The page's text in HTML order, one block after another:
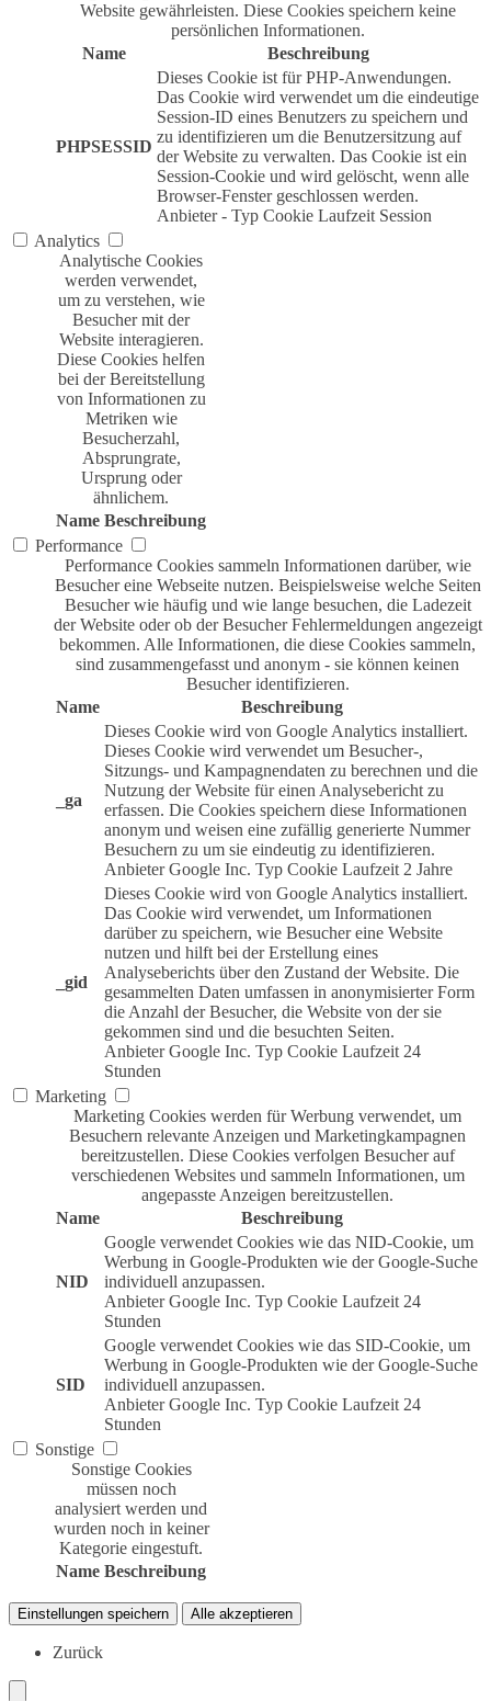
Website gewährleisten. Diese Cookies speichern keine
persönlichen Informationen.
Name
Beschreibung
PHPSESSID
Dieses Cookie ist für PHP-Anwendungen.
Das Cookie wird verwendet um die eindeutige
Session-ID eines Benutzers zu speichern und
zu identifizieren um die Benutzersitzung auf
der Website zu verwalten. Das Cookie ist ein
Session-Cookie und wird gelöscht, wenn alle
Browser-Fenster geschlossen werden.
Anbieter - Typ Cookie Laufzeit Session
Analytics
Analytische Cookies
werden verwendet,
um zu verstehen, wie
Besucher mit der
Website interagieren.
Diese Cookies helfen
bei der Bereitstellung
von Informationen zu
Metriken wie
Besucherzahl,
Absprungrate,
Ursprung oder
ähnlichem.
Name Beschreibung
Performance
Performance Cookies sammeln Informationen darüber, wie
Besucher eine Webseite nutzen. Beispielsweise welche Seiten
Besucher wie häufig und wie lange besuchen, die Ladezeit
der Website oder ob der Besucher Fehlermeldungen angezeigt
bekommen. Alle Informationen, die diese Cookies sammeln,
sind zusammengefasst und anonym - sie können keinen
Besucher identifizieren.
Name
Beschreibung
_ga
Dieses Cookie wird von Google Analytics installiert.
Dieses Cookie wird verwendet um Besucher-,
Sitzungs- und Kampagnendaten zu berechnen und die
Nutzung der Website für einen Analysebericht zu
erfassen. Die Cookies speichern diese Informationen
anonym und weisen eine zufällig generierte Nummer
Besuchern zu um sie eindeutig zu identifizieren.
Anbieter Google Inc. Typ Cookie Laufzeit 2 Jahre
_gid
Dieses Cookie wird von Google Analytics installiert.
Das Cookie wird verwendet, um Informationen
darüber zu speichern, wie Besucher eine Website
nutzen und hilft bei der Erstellung eines
Analyseberichts über den Zustand der Website. Die
gesammelten Daten umfassen in anonymisierter Form
die Anzahl der Besucher, die Website von der sie
gekommen sind und die besuchten Seiten.
Anbieter Google Inc. Typ Cookie Laufzeit 24
Stunden
Marketing
Marketing Cookies werden für Werbung verwendet, um
Besuchern relevante Anzeigen und Marketingkampagnen
bereitzustellen. Diese Cookies verfolgen Besucher auf
verschiedenen Websites und sammeln Informationen, um
angepasste Anzeigen bereitzustellen.
Name
Beschreibung
NID
Google verwendet Cookies wie das NID-Cookie, um
Werbung in Google-Produkten wie der Google-Suche
individuell anzupassen.
Anbieter Google Inc. Typ Cookie Laufzeit 24
Stunden
SID
Google verwendet Cookies wie das SID-Cookie, um
Werbung in Google-Produkten wie der Google-Suche
individuell anzupassen.
Anbieter Google Inc. Typ Cookie Laufzeit 24
Stunden
Sonstige
Sonstige Cookies
müssen noch
analysiert werden und
wurden noch in keiner
Kategorie eingestuft.
Name Beschreibung
Einstellungen speichern Alle akzeptieren
Zurück